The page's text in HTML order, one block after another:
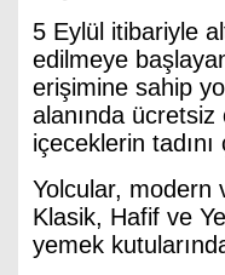
5 Eylül itibariyle
edilmeye
erişimine sahip
alanında ücretsiz
içeceklerin tadını
Yolcular, modern
Klasik, Hafif ve
yemek